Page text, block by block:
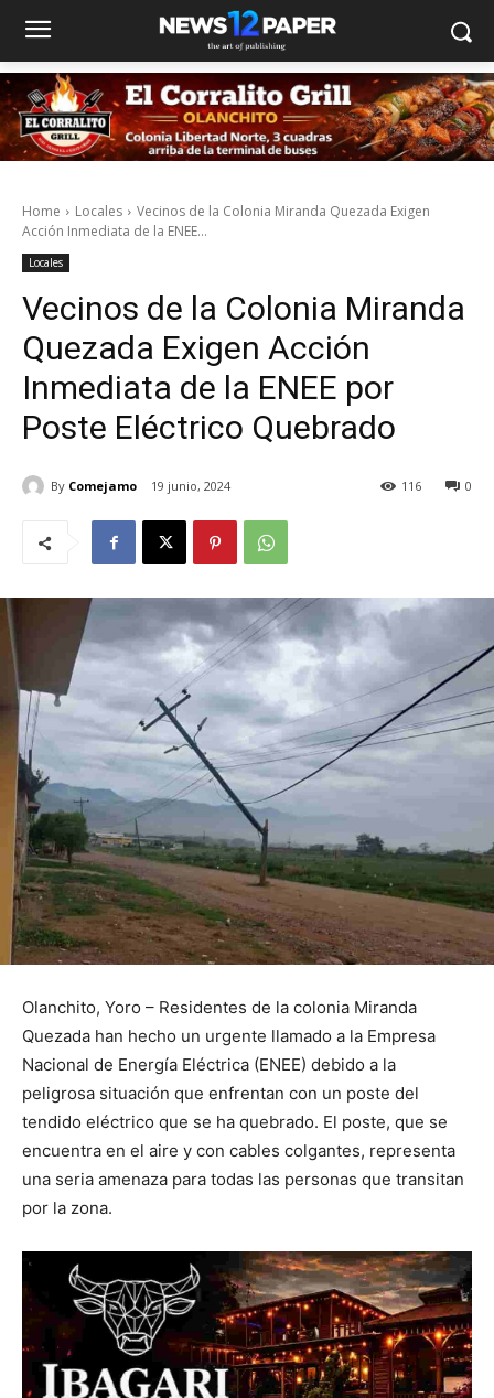
Home Locales
Vecinos de la Colonia Miranda Quezada Exigen
Acción Inmediata de la ENEE...
Locales
Vecinos de la Colonia Miranda
Quezada Exigen Acción
Inmediata de la ENEE por
Poste Eléctrico Quebrado
By Comejamo 19 junio, 2024 0
116
Olanchito, Yoro – Residentes de la colonia Miranda
Quezada han hecho un urgente llamado a la Empresa
Nacional de Energía Eléctrica (ENEE) debido a la
peligrosa situación que enfrentan con un poste del
tendido eléctrico que se ha quebrado. El poste, que se
encuentra en el aire y con cables colgantes, representa
una seria amenaza para todas las personas que transitan
por la zona.